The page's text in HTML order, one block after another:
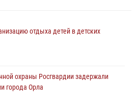
отдыха детей в детских
охраны Росгвардии задержали
города Орла